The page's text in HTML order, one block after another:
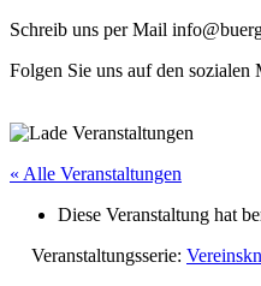
Schreib uns per Mail
Folgen Sie uns auf den sozialen
« Alle Veranstaltungen
Diese Veranstaltung hat
Veranstaltungsserie: